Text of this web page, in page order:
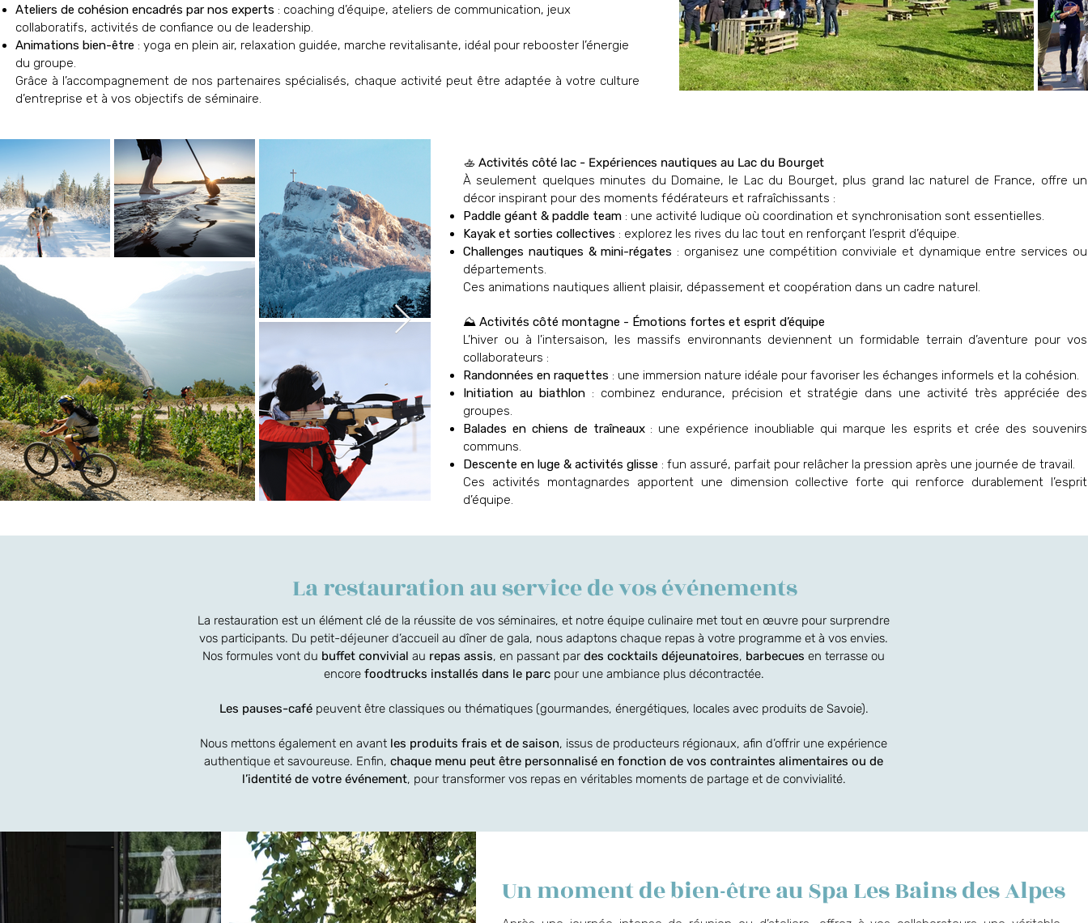
Ateliers de cohésion encadrés par nos experts : coaching d’équipe, ateliers de communication, jeux
collaboratifs, activités de confiance ou de leadership.
Animations bien-être : yoga en plein air, relaxation guidée, marche revitalisante, idéal pour rebooster l’énergie
du groupe.
Grâce à l’accompagnement de nos partenaires spécialisés, chaque activité peut être adaptée à votre culture
d’entreprise et à vos objectifs de séminaire.
​🚣 Activités côté lac - Expériences nautiques au Lac du Bourget
À seulement quelques minutes du Domaine, le Lac du Bourget, plus grand lac naturel de France, offre un
décor inspirant pour des moments fédérateurs et rafraîchissants :
Paddle géant & paddle team : une activité ludique où coordination et synchronisation sont essentielles.
Kayak et sorties collectives : explorez les rives du lac tout en renforçant l’esprit d’équipe.
Challenges nautiques & mini-régates : organisez une compétition conviviale et dynamique entre services ou
départements.
Ces animations nautiques allient plaisir, dépassement et coopération dans un cadre naturel.
⛰️ Activités côté montagne - Émotions fortes et esprit d’équipe
L’hiver ou à l’intersaison, les massifs environnants deviennent un formidable terrain d’aventure pour vos
collaborateurs :
Randonnées en raquettes : une immersion nature idéale pour favoriser les échanges informels et la cohésion.
Initiation au biathlon: combinez endurance, précision et stratégie dans une activité très appréciée des
groupes.
Balades en chiens de traîneaux: une expérience inoubliable qui marque les esprits et crée des souvenirs
communs.
Descente en luge & activités glisse : fun assuré, parfait pour relâcher la pression après une journée de travail.
Ces activités montagnardes apportent une dimension collective forte qui renforce durablement l’esprit
d’équipe.
La restauration au service de vos événements
La restauration est un élément clé de la réussite de vos séminaires, et notre équipe culinaire met tout en œuvre pour surprendre
vos participants. Du petit-déjeuner d’accueil au dîner de gala, nous adaptons chaque repas à votre programme et à vos envies.
Nos formules vont du buffet convivial au repas assis, en passant par des cocktails déjeunatoires, barbecues en terrasse ou
encore foodtrucks installés dans le parc pour une ambiance plus décontractée.
Les pauses-cafépeuvent être classiques ou thématiques (gourmandes, énergétiques, locales avec produits de Savoie).
Nous mettons également en avant les produits frais et de saison, issus de producteurs régionaux, afin d’offrir une expérience
authentique et savoureuse. Enfin, chaque menu peut être personnalisé en fonction de vos contraintes alimentaires ou de
l’identité de votre événement, pour transformer vos repas en véritables moments de partage et de convivialité.
Un moment de bien-être au Spa Les Bains des Alpes